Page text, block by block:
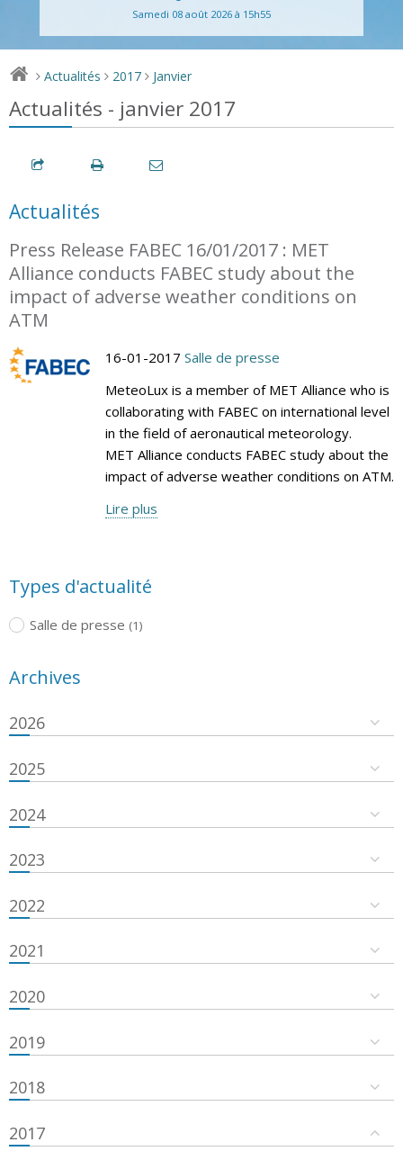
Samedi 08 août 2026 à 15h55
> Actualités > 2017 > Janvier
Actualités - janvier 2017
Actualités
Press Release FABEC 16/01/2017 : MET
Alliance conducts FABEC study about the
impact of adverse weather conditions on
ATM
16-01-2017 Salle de presse
MeteoLux is a member of MET Alliance who is
collaborating with FABEC on international level
in the field of aeronautical meteorology.
MET Alliance conducts FABEC study about the
impact of adverse weather conditions on ATM.
Lire plus
Types d'actualité
Salle de presse (1)
Archives
2026
2025
2024
2023
2022
2021
2020
2019
2018
2017